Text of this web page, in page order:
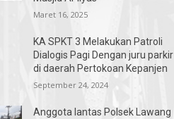
Maret 16, 2025
KA SPKT 3 Melakukan Patroli
Dialogis Pagi Dengan juru parkir
di daerah Pertokoan Kepanjen
September 24, 2024
Anggota lantas Polsek Lawang